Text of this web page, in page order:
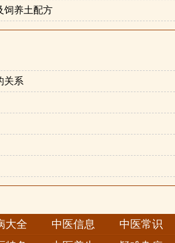
饲养土配方
关系
大全 中医信息
中医常识